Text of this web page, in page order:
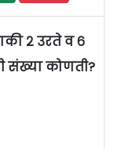
२ उरते व ६
संख्या कोणती?